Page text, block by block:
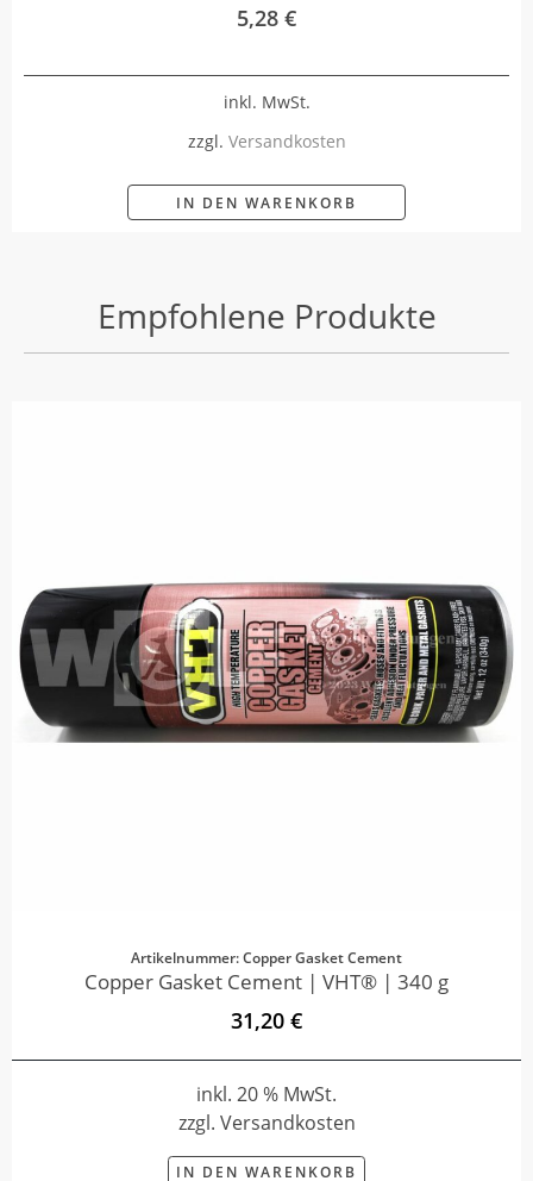
5,28 €
inkl. MwSt.
zzgl. Versandkosten
IN DEN WARENKORB
Empfohlene Produkte
Artikelnummer: Copper Gasket Cement
Copper Gasket Cement | VHT® | 340 g
31,20 €
inkl. 20 % MwSt.
zzgl. Versandkosten
IN DEN WARENKORB